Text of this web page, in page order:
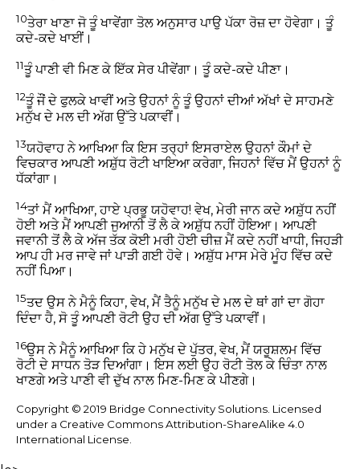
10ਤੇਰਾ ਖਾਣਾ ਜੋ ਤੂੰ ਖਾਵੇਂਗਾ ਤੋਲ ਅਨੁਸਾਰ ਪਾਉ ਪੱਕਾ ਰੋਜ਼ ਦਾ ਹੋਵੇਗਾ। ਤੂੰ
ਕਦੇ-ਕਦੇ ਖਾਈਂ।
11ਤੂੰ ਪਾਣੀ ਵੀ ਮਿਣ ਕੇ ਇੱਕ ਸੇਰ ਪੀਵੇਂਗਾ। ਤੂੰ ਕਦੇ-ਕਦੇ ਪੀਣਾ।
12ਤੂੰ ਜੌਂ ਦੇ ਫੁਲਕੇ ਖਾਵੀਂ ਅਤੇ ਉਹਨਾਂ ਨੂੰ ਤੂੰ ਉਹਨਾਂ ਦੀਆਂ ਅੱਖਾਂ ਦੇ ਸਾਹਮਣੇ
ਮਨੁੱਖ ਦੇ ਮਲ ਦੀ ਅੱਗ ਉੱਤੇ ਪਕਾਵੀਂ।
13ਯਹੋਵਾਹ ਨੇ ਆਖਿਆ ਕਿ ਇਸ ਤਰ੍ਹਾਂ ਇਸਰਾਏਲ ਉਹਨਾਂ ਕੌਮਾਂ ਦੇ
ਵਿਚਕਾਰ ਆਪਣੀ ਅਸ਼ੁੱਧ ਰੋਟੀ ਖਾਇਆ ਕਰੇਗਾ, ਜਿਹਨਾਂ ਵਿੱਚ ਮੈਂ ਉਹਨਾਂ ਨੂੰ
ਧੱਕਾਂਗਾ।
14ਤਾਂ ਮੈਂ ਆਖਿਆ, ਹਾਏ ਪ੍ਰਭੂ ਯਹੋਵਾਹ! ਵੇਖ, ਮੇਰੀ ਜਾਨ ਕਦੇ ਅਸ਼ੁੱਧ ਨਹੀਂ
ਹੋਈ ਅਤੇ ਮੈਂ ਆਪਣੀ ਜੁਆਨੀ ਤੋਂ ਲੈ ਕੇ ਅਸ਼ੁੱਧ ਨਹੀਂ ਹੋਇਆ। ਆਪਣੀ
ਜਵਾਨੀ ਤੋਂ ਲੈ ਕੇ ਅੱਜ ਤੱਕ ਕੋਈ ਮਰੀ ਹੋਈ ਚੀਜ਼ ਮੈਂ ਕਦੇ ਨਹੀਂ ਖਾਧੀ, ਜਿਹੜੀ
ਆਪ ਹੀ ਮਰ ਜਾਵੇ ਜਾਂ ਪਾੜੀ ਗਈ ਹੋਵੇ। ਅਸ਼ੁੱਧ ਮਾਸ ਮੇਰੇ ਮੂੰਹ ਵਿੱਚ ਕਦੇ
ਨਹੀਂ ਪਿਆ।
15ਤਦ ਉਸ ਨੇ ਮੈਨੂੰ ਕਿਹਾ, ਵੇਖ, ਮੈਂ ਤੈਨੂੰ ਮਨੁੱਖ ਦੇ ਮਲ ਦੇ ਥਾਂ ਗਾਂ ਦਾ ਗੋਹਾ
ਦਿੰਦਾ ਹੈ, ਸੋ ਤੂੰ ਆਪਣੀ ਰੋਟੀ ਉਹ ਦੀ ਅੱਗ ਉੱਤੇ ਪਕਾਵੀਂ।
16ਉਸ ਨੇ ਮੈਨੂੰ ਆਖਿਆ ਕਿ ਹੇ ਮਨੁੱਖ ਦੇ ਪੁੱਤਰ, ਵੇਖ, ਮੈਂ ਯਰੂਸ਼ਲਮ ਵਿੱਚ
ਰੋਟੀ ਦੇ ਸਾਧਨ ਤੋੜ ਦਿਆਂਗਾ। ਇਸ ਲਈ ਉਹ ਰੋਟੀ ਤੋਲ ਕੇ ਚਿੰਤਾ ਨਾਲ
ਖਾਣਗੇ ਅਤੇ ਪਾਣੀ ਵੀ ਦੁੱਖ ਨਾਲ ਮਿਣ-ਮਿਣ ਕੇ ਪੀਣਗੇ।
Copyright © 2019 Bridge Connectivity Solutions. Licensed
under a Creative Commons Attribution-ShareAlike 4.0
International License.